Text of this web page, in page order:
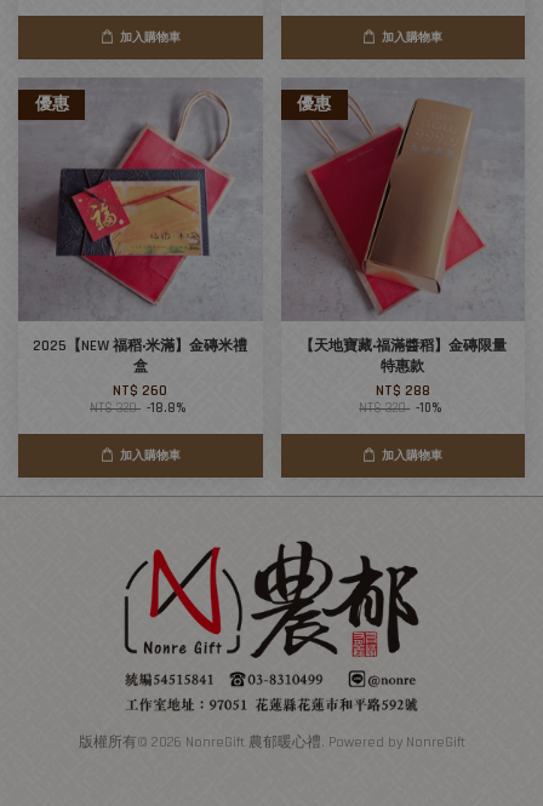
加入購物車 加入購物車
優惠
2025【NEW 福稻‧米滿】金磚米禮
盒
NT$ 260
NT$ 320 -18.8%
加入購物車
優惠
【天地寶藏‧福滿醬稻】金磚限量
特惠款
NT$ 288
NT$ 320 -10%
加入購物車
版權所有© 2026 NonreGift 農郁暖心禮. Powered by NonreGift